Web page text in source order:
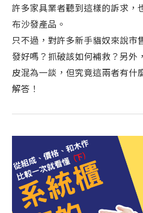
許多家具業者聽到這樣的訴求，
布沙發產品。
只不過，對許多新手貓奴來說
發好嗎？抓破該如何補救？另外
皮混為一談，但究竟這兩者有什
解答！